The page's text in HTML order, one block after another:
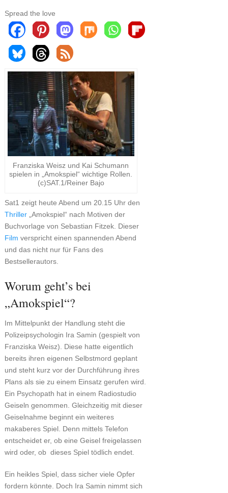
Spread the love
Franziska Weisz und Kai Schumann
spielen in „Amokspiel“ wichtige Rollen.
(c)SAT.1/Reiner Bajo
Sat1 zeigt heute Abend um 20.15 Uhr den
Thriller„Amokspiel“ nach Motiven der
Buchvorlage von Sebastian Fitzek. Dieser
Film verspricht einen spannenden Abend
und das nicht nur für Fans des
Bestsellerautors.
Worum geht’s bei
„Amokspiel“?
Im Mittelpunkt der Handlung steht die
Polizeipsychologin Ira Samin (gespielt von
Franziska Weisz). Diese hatte eigentlich
bereits ihren eigenen Selbstmord geplant
und steht kurz vor der Durchführung ihres
Plans als sie zu einem Einsatz gerufen wird.
Ein Psychopath hat in einem Radiostudio
Geiseln genommen. Gleichzeitig mit dieser
Geiselnahme beginnt ein weiteres
makaberes Spiel. Denn mittels Telefon
entscheidet er, ob eine Geisel freigelassen
wird oder, ob dieses Spiel tödlich endet.
Ein heikles Spiel, dass sicher viele Opfer
fordern könnte. Doch Ira Samin nimmt sich